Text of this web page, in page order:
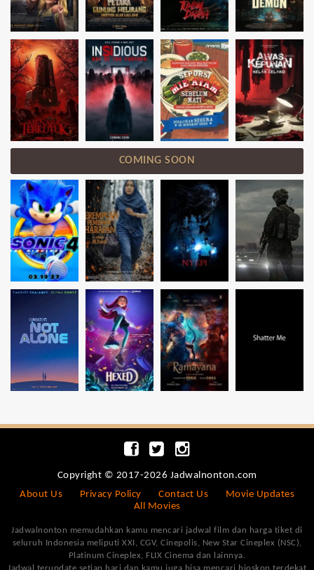
COMING SOON
Copyright © 2017-2026 Jadwalnonton.com
About Us
Privacy Policy Contact Us
Movie Updates
All Movies
Jadwalnonton memudahkan kamu mencari jadwal film dan harga tiket di
seluruh Indonesia meliputi XXI, CGV, Cinepolis, New Star Cineplex (NSC),
Platinum Cineplex, FLIX Cinema dan lainnya.